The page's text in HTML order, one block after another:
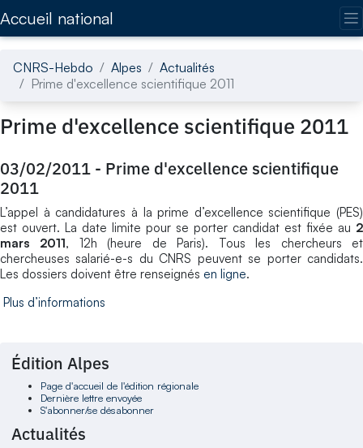
Accueil national
CNRS-Hebdo Alpes
Actualités
Prime d'excellence scientifique 2011
Prime d'excellence scientifique 2011
03/02/2011 - Prime d'excellence scientifique
2011
L’appel à candidatures à la prime d’excellence scientifique (PES)
est ouvert. La date limite pour se porter candidat est fixée au 2
mars 2011, 12h (heure de Paris). Tous les chercheurs et
chercheuses salarié-e-s du CNRS peuvent se porter candidats.
Les dossiers doivent être renseignés en ligne.
Plus d’informations
Édition Alpes
Page d'accueil de l'édition régionale
Dernière lettre envoyée
S'abonner/se désabonner
Actualités